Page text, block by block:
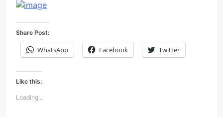
Share Post:
WhatsApp Facebook Twitter
Like this:
Loading...